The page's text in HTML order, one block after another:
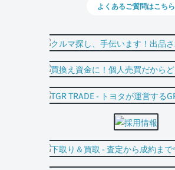
よくあるご質問はこちら